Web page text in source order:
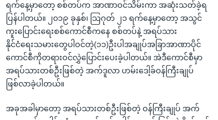
ရက်နေ့မှာတော့ စစ်တပ်က အာဏာဝင်သိမ်းကာ အဆုံးသတ်ခဲ့ရ
ပြန်ပါတယ်။ ၂၀၁၉ ခုနှစ်၊ သြဂုတ် ၂၁ ရက်နေ့မှာတော့ အသွင်
ကူးပြောင်းရေးစစ်ကောင်စီကနေ စစ်တပ်နဲ့ အရပ်သား
နိုင်ငံရေးသမားတွေပါဝင်တဲ့(၁၁)ဦးပါအချုပ်အခြာအာဏာပိုင်
ကောင်စီကိုတရားဝင်လွှဲပြောင်းပေးခဲ့ပါတယ်။ အဲဒီကောင်စီမှာ
အရပ်သားတစ်ဦးဖြစ်တဲ့ အက်ဒူလာ ဟမ်းဒေါ့ခ်ဝန်ကြီးချုပ်
ဖြစ်လာခဲ့ပါတယ်။
အခုအခါမှာတော့ အရပ်သားတစ်ဦးဖြစ်တဲ့ ဝန်ကြီးချုပ် အက်